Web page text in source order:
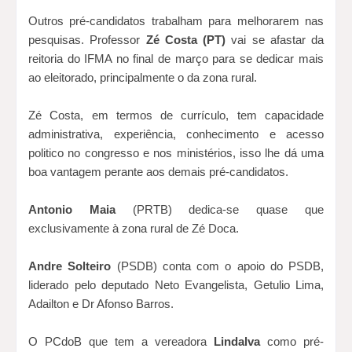
Outros pré-candidatos trabalham para melhorarem nas
pesquisas. Professor Zé Costa (PT) vai se afastar da
reitoria do IFMA no final de março para se dedicar mais
ao eleitorado, principalmente o da zona rural.
Zé Costa, em termos de currículo, tem capacidade
administrativa, experiência, conhecimento e acesso
politico no congresso e nos ministérios, isso lhe dá uma
boa vantagem perante aos demais pré-candidatos.
Antonio Maia(PRTB) dedica-se quase que
exclusivamente à zona rural de Zé Doca.
Andre Solteiro (PSDB) conta com o apoio do PSDB,
liderado pelo deputado Neto Evangelista, Getulio Lima,
Adailton e Dr Afonso Barros.
O PCdoB que tem a vereadora Lindalvacomo pré-